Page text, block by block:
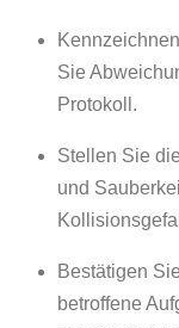
Sie
Protokoll.
Stellen Sie
und
Bestätigen
betroffene